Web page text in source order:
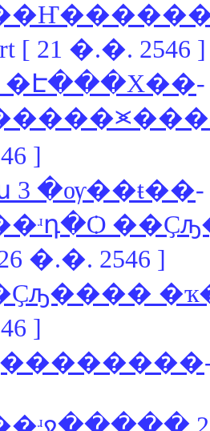
[ 21 �.�. 2546 ]
�Է���Χ��
]
3 �ѹ��ŧ��-
�.�. 2546 ]
]